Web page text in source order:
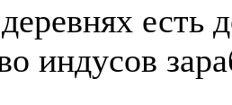
есть
индусов